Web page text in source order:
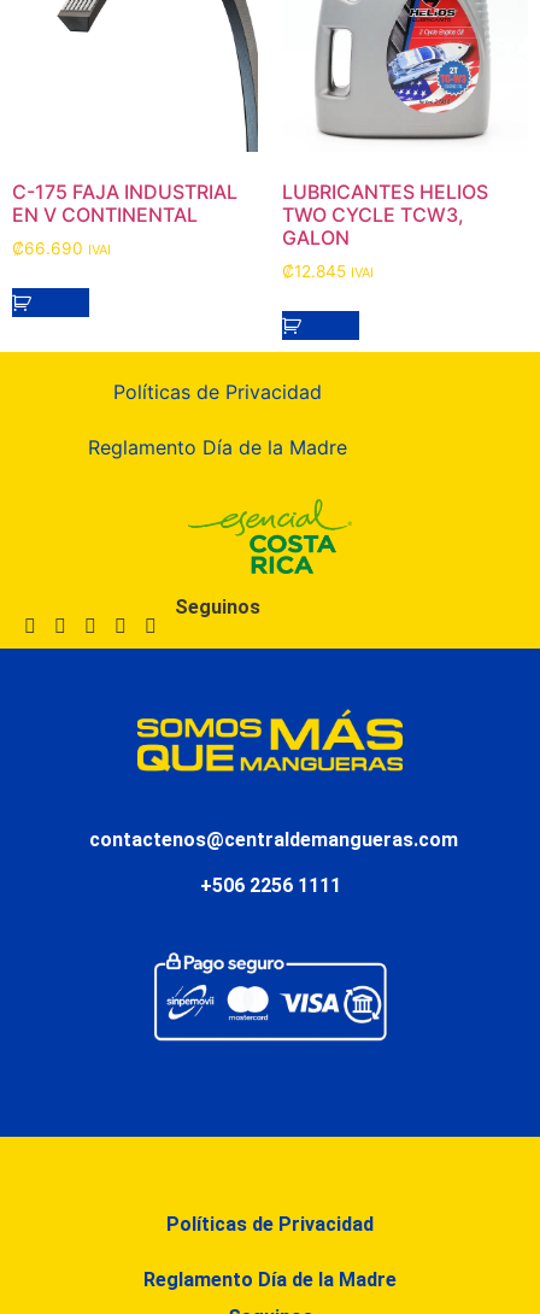
C-175 FAJA INDUSTRIAL
EN V CONTINENTAL
₡66.690 IVAI
LUBRICANTES HELIOS
TWO CYCLE TCW3,
GALON
₡12.845 IVAI
Políticas de Privacidad
Reglamento Día de la Madre
Seguinos
contactenos@centraldemangueras.com
+506 2256 1111
Políticas de Privacidad
Reglamento Día de la Madre